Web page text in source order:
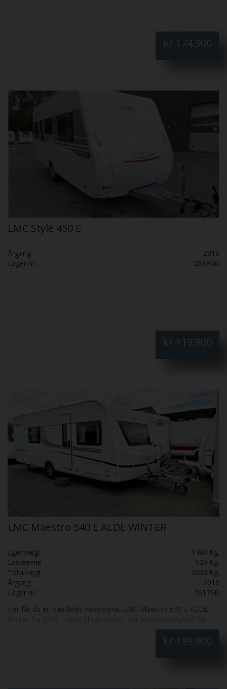
kr 174.900
LMC Style 450 E
Årgang
2016
Lager nr.
26190B
kr 119.900
LMC Maestro 540 E ALDE WINTER
Egenvægt
1480 Kg.
Lasteevne
520 Kg.
Totalvægt
2000 Kg.
Årgang
2016
Lager nr.
26175B
Her får du en særdeles veludstyret LMC Maestro 540 E ALDE
ferie året rundt. ALDE-centralvarme og vandbåren gulvvarme
giver behagelig varme i de kølige måneder, mens Truma Aventa-
Indretningen byder på en bred rundsiddegruppe, masser af
kr 199.900